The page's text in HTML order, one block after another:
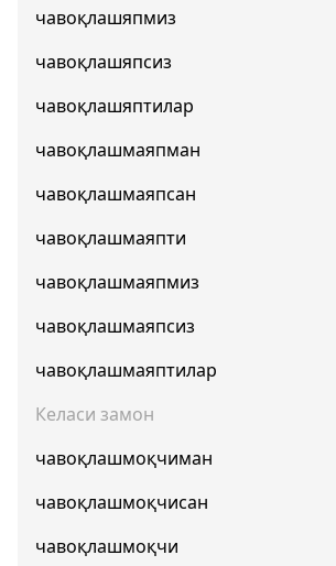
чавоқлашяпмиз
чавоқлашяпсиз
чавоқлашяптилар
чавоқлашмаяпман
чавоқлашмаяпсан
чавоқлашмаяпти
чавоқлашмаяпмиз
чавоқлашмаяпсиз
чавоқлашмаяптилар
Келаси замон
чавоқлашмоқчиман
чавоқлашмоқчисан
чавоқлашмоқчи